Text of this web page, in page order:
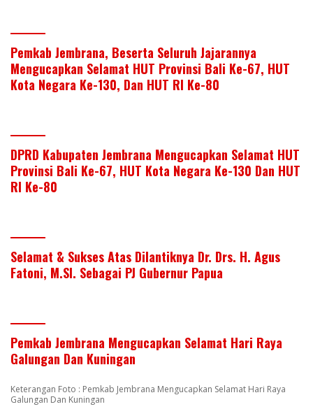
Pemkab Jembrana, Beserta Seluruh Jajarannya
Mengucapkan Selamat HUT Provinsi Bali Ke-67, HUT
Kota Negara Ke-130, Dan HUT RI Ke-80
DPRD Kabupaten Jembrana Mengucapkan Selamat HUT
Provinsi Bali Ke-67, HUT Kota Negara Ke-130 Dan HUT
RI Ke-80
Selamat & Sukses Atas Dilantiknya Dr. Drs. H. Agus
Fatoni, M.SI. Sebagai PJ Gubernur Papua
Pemkab Jembrana Mengucapkan Selamat Hari Raya
Galungan Dan Kuningan
Keterangan Foto : Pemkab Jembrana Mengucapkan Selamat Hari Raya
Galungan Dan Kuningan